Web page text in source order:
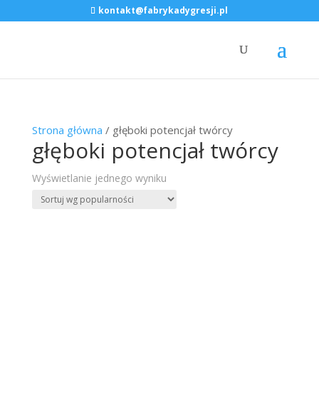
kontakt@fabrykadygresji.pl
Strona główna / głęboki potencjał twórcy
głęboki potencjał twórcy
Wyświetlanie jednego wyniku